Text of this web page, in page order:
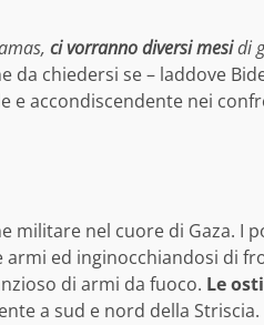
ci vorranno diversi mesidi
chiedersi se – laddove
e accondiscendente nei
militare nel cuore di Gaza. I
ed inginocchiandosi di
di armi da fuoco. Le
a sud e nord della Striscia.